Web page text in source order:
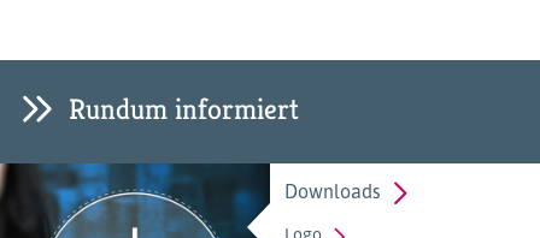
Rundum informiert
Downloads
Logo